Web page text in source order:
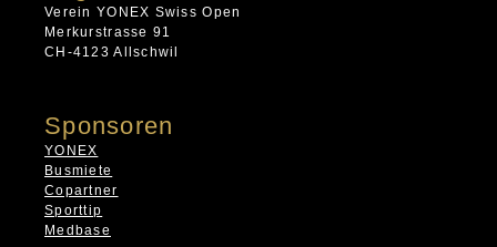
Verein YONEX Swiss Open
Merkurstrasse 91
CH-4123 Allschwil
Sponsoren
YONEX
Busmiete
Copartner
Sporttip
Medbase